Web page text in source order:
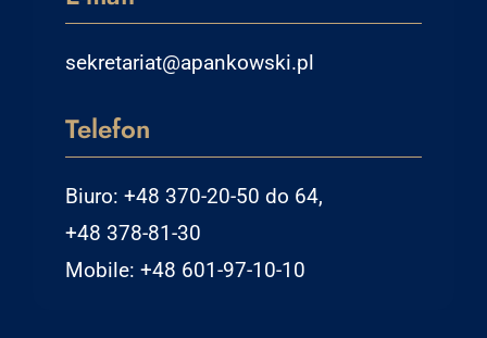
sekretariat@apankowski.pl
Telefon
Biuro: +48 370-20-50 do 64,
+48 378-81-30
Mobile: +48 601-97-10-10